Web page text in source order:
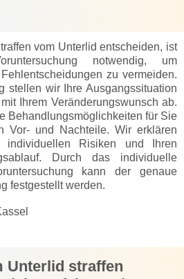
vom Unterlid entscheiden, ist
notwendig, um
zu vermeiden.
stellen wir Ihre Ausgangssituation
Ihrem Veränderungswunsch ab.
Behandlungsmöglichkeiten für Sie
Vor- und Nachteile. Wir erklären
individuellen Risiken und Ihren
Durch das individuelle
kann der genaue
festgestellt werden.
Unterlid straffen